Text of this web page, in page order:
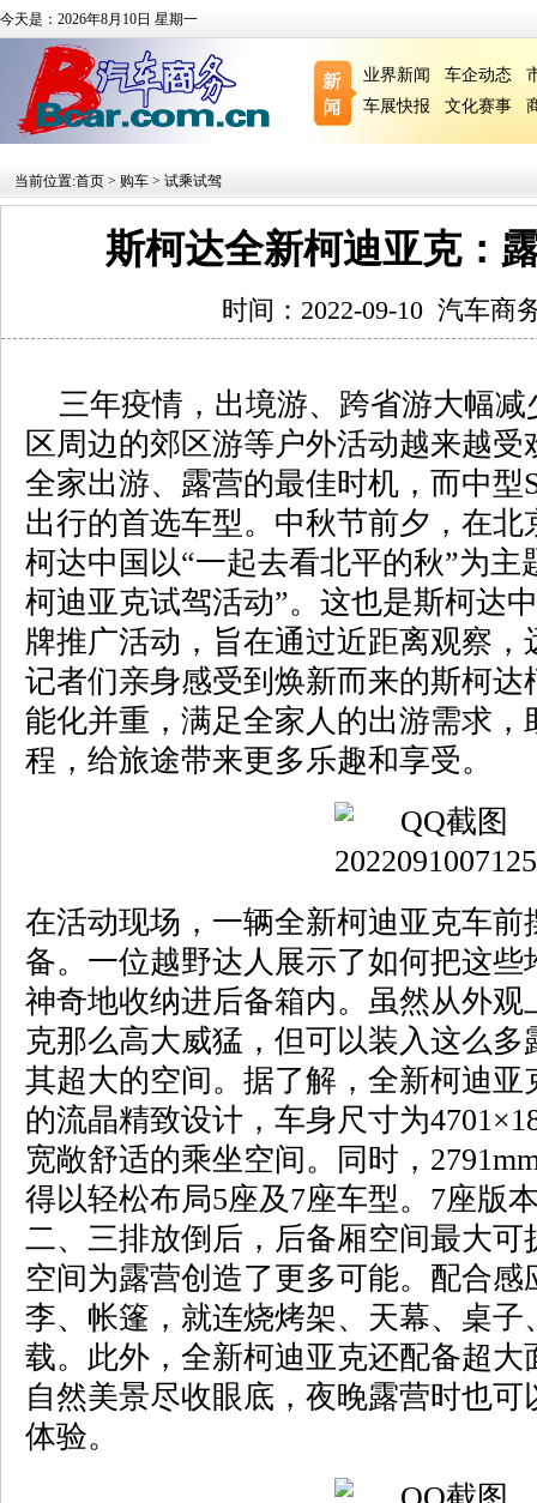
今天是：2026年8月10日 星期一
业界新闻 车企动态
车展快报
文化赛事
当前位置:首页 > 购车 > 试乘试驾
斯柯达全新柯迪亚克：
时间：2022-09-10 汽车商
三年疫情，出境游、跨省游大幅减
区周边的郊区游等户外活动越来越
全家出游、露营的最佳时机，而中型
出行的首选车型。中秋节前夕，在
柯达中国以“一起去看北平的秋”为主
柯迪亚克试驾活动”。这也是斯柯达
牌推广活动，旨在通过近距离观察
记者们亲身感受到焕新而来的斯柯
能化并重，满足全家人的出游需求
程，给旅途带来更多乐趣和享受。
在活动现场，一辆全新柯迪亚克车前
备。一位越野达人展示了如何把这
神奇地收纳进后备箱内。虽然从外
克那么高大威猛，但可以装入这么
其超大的空间。据了解，全新柯迪
的流晶精致设计，车身尺寸为
宽敞舒适的乘坐空间。同时，
得以轻松布局5座及7座车型。7座版
二、三排放倒后，后备厢空间最大可
空间为露营创造了更多可能。配合
李、帐篷，就连烧烤架、天幕、桌子
载。此外，全新柯迪亚克还配备超
自然美景尽收眼底，夜晚露营时也可
体验。